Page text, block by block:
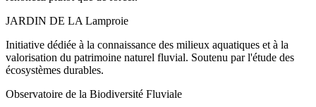
JARDIN DE LA Lamproie
Initiative dédiée à la connaissance des milieux aquatiques et à la
valorisation du patrimoine naturel fluvial. Soutenu par l'étude des
écosystèmes durables.
Observatoire de la Biodiversité Fluviale